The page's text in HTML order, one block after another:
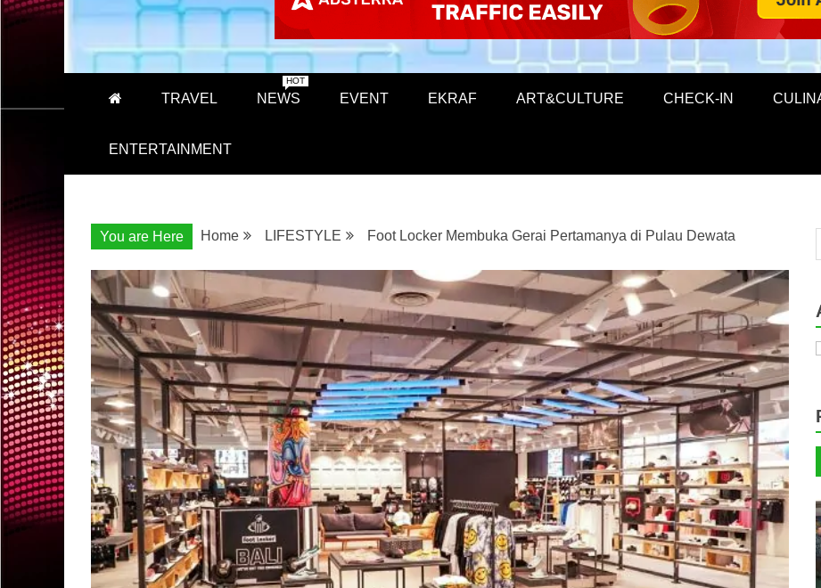
TRAVEL NEWS
HOT
EVENT EKRAF ART&CULTURE CHECK-IN
ENTERTAINMENT
You are Here Home LIFESTYLE Foot Locker Membuka Gerai Pertamanya di Pulau Dewata